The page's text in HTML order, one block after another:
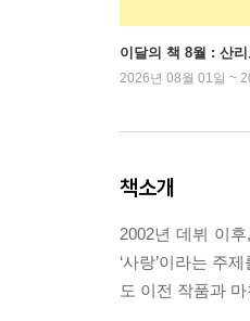
이달의 책 8월 : 산
2026년 08월 01일 ~
책소개
2002년 데뷔 이
‘사랑’이라는 주
도 이전 작품과